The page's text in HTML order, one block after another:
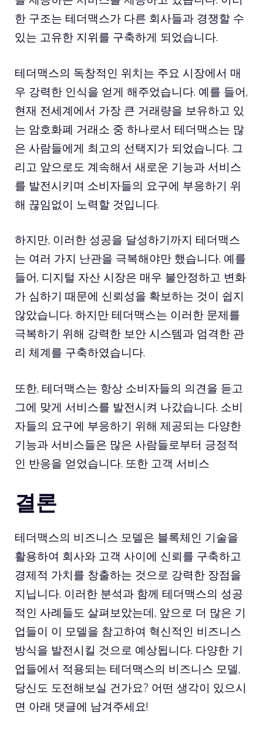
한 구조는 테더맥스가 다른 회사들과 경쟁할 수
있는 고유한 지위를 구축하게 되었습니다.
테더맥스의 독창적인 위치는 주요 시장에서 매
우 강력한 인식을 얻게 해주었습니다. 예를 들어,
현재 전세계에서 가장 큰 거래량을 보유하고 있
는 암호화폐 거래소 중 하나로서 테더맥스는 많
은 사람들에게 최고의 선택지가 되었습니다. 그
리고 앞으로도 계속해서 새로운 기능과 서비스
를 발전시키며 소비자들의 요구에 부응하기 위
해 끊임없이 노력할 것입니다.
하지만, 이러한 성공을 달성하기까지 테더맥스
는 여러 가지 난관을 극복해야만 했습니다. 예를
들어, 디지털 자산 시장은 매우 불안정하고 변화
가 심하기 때문에 신뢰성을 확보하는 것이 쉽지
않았습니다. 하지만 테더맥스는 이러한 문제를
극복하기 위해 강력한 보안 시스템과 엄격한 관
리 체계를 구축하였습니다.
또한, 테더맥스는 항상 소비자들의 의견을 듣고
그에 맞게 서비스를 발전시켜 나갔습니다. 소비
자들의 요구에 부응하기 위해 제공되는 다양한
기능과 서비스들은 많은 사람들로부터 긍정적
인 반응을 얻었습니다. 또한 고객 서비스
결론
테더맥스의 비즈니스 모델은 블록체인 기술을
활용하여 회사와 고객 사이에 신뢰를 구축하고
경제적 가치를 창출하는 것으로 강력한 장점을
지닙니다. 이러한 분석과 함께 테더맥스의 성공
적인 사례들도 살펴보았는데, 앞으로 더 많은 기
업들이 이 모델을 참고하여 혁신적인 비즈니스
방식을 발전시킬 것으로 예상됩니다. 다양한 기
업들에서 적용되는 테더맥스의 비즈니스 모델,
당신도 도전해보실 건가요? 어떤 생각이 있으시
면 아래 댓글에 남겨주세요!